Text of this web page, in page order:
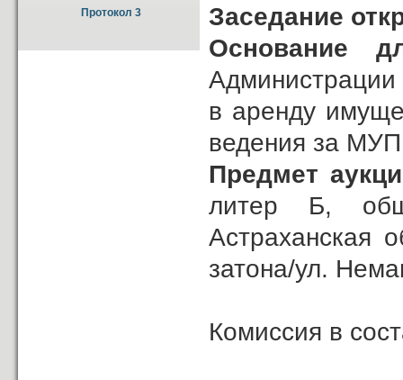
Протокол 3
Заседание
Основание
Администрации
в аренду
ведения за
Предмет
литер Б,
Астраханская
затона/ул.
Комиссия в